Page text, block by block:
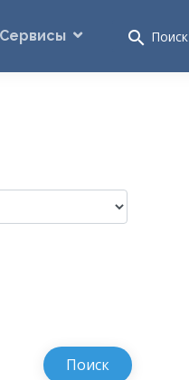
Сервисы search Поиск